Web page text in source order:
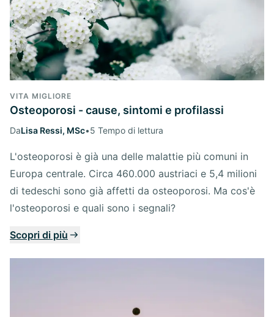
VITA MIGLIORE
Osteoporosi - cause, sintomi e profilassi
DaLisa Ressi, MSc•5 Tempo di lettura
L'osteoporosi è già una delle malattie più comuni in
Europa centrale. Circa 460.000 austriaci e 5,4 milioni
di tedeschi sono già affetti da osteoporosi. Ma cos'è
l'osteoporosi e quali sono i segnali?
Scopri di più